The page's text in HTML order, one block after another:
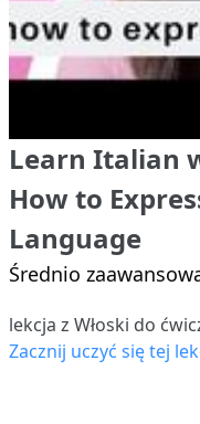
Learn Italian
How to
Language
Średnio
lekcja z Włoski do
Zacznij uczyć się tej